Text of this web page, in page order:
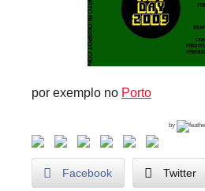
s
e
i
v
por exemplo no Porto
by
Facebook Twitter